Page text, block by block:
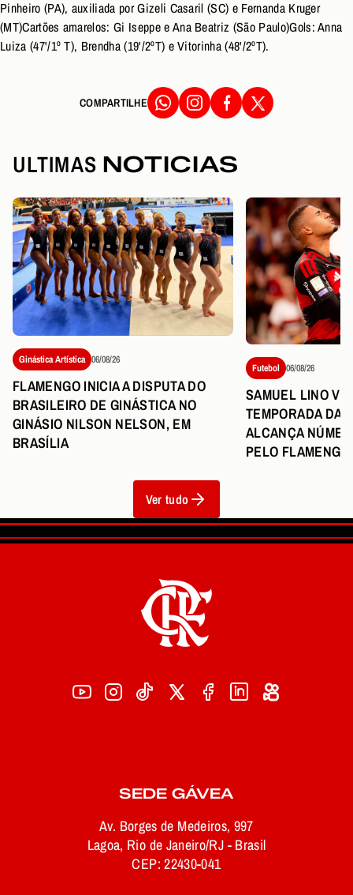
Pinheiro (PA), auxiliada por Gizeli Casaril (SC) e Fernanda Kruger
(MT)Cartões amarelos: Gi Iseppe e Ana Beatriz (São Paulo)Gols: Anna
Luiza (47'/1º T), Brendha (19'/2ºT) e Vitorinha (48'/2ºT).
COMPARTILHE
ULTIMAS NOTICIAS
Ginástica Artística 06/08/26
FLAMENGO INICIA A DISPUTA DO
BRASILEIRO DE GINÁSTICA NO
GINÁSIO NILSON NELSON, EM
BRASÍLIA
Futebol 06/08/26
SAMUEL LINO
TEMPORADA DA
ALCANÇA
PELO FLAMENGO
Ver tudo
SEDE GÁVEA
Av. Borges de Medeiros, 997
Lagoa, Rio de Janeiro/RJ - Brasil
CEP: 22430-041